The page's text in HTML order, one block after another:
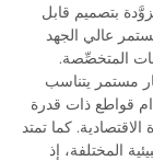
بتصميم قابل
عالي الجهد
في التطبيقات المتخصِّصة.
مستمر يتناسب
قواطع ذات قدرة
كما تمتد
المختلفة، إذ